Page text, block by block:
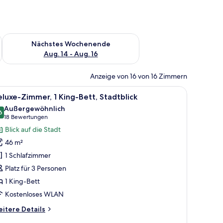
Aug. 7 - Aug. 9.
Nächstes Wochenende
Aug. 14 - Aug. 16
Überprüfe die Verfügbarkeit für nächstes Wochenende, Aug.
Anzeige von 16 von 16 Zimmern
und einem Fenster mit Blick auf Bäume und Gebäude.
Sofa, rundem Couchtisch und Fernseher.Ein Hotelzimmer mit einem großen Bett,
6 Zimmer, 1 King-Bett, Stadtblick
von 10
Außergewöhnlich
18 Bewertungen
(18
Bewertungen)
Blick auf die Stadt
46 m²
1 Schlafzimmer
Platz für 3 Personen
1 King-Bett
Kostenloses WLAN
Details